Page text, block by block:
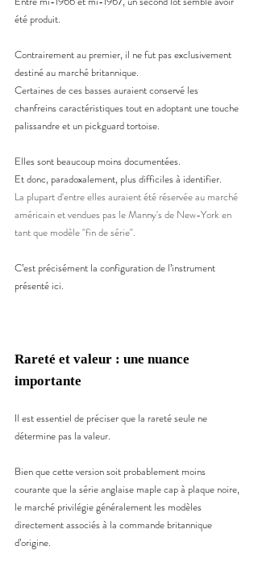
été produit.
Contrairement au premier, il ne fut pas exclusivement
destiné au marché britannique.
Certaines de ces basses auraient conservé les
chanfreins caractéristiques tout en adoptant une touche
palissandre et un pickguard tortoise.
Elles sont beaucoup moins documentées.
Et donc, paradoxalement, plus difficiles à identifier.
La plupart d'entre elles auraient été réservée au marché
américain et vendues pas le Manny's de New-York en
tant que modèle "fin de série".
C’est précisément la configuration de l’instrument
présenté ici.
Rareté et valeur : une nuance
importante
Il est essentiel de préciser que la rareté seule ne
détermine pas la valeur.
Bien que cette version soit probablement moins
courante que la série anglaise maple cap à plaque noire,
le marché privilégie généralement les modèles
directement associés à la commande britannique
d’origine.